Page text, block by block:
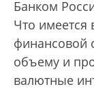
Банком
Что имеется
финансовой
объему и
валютные